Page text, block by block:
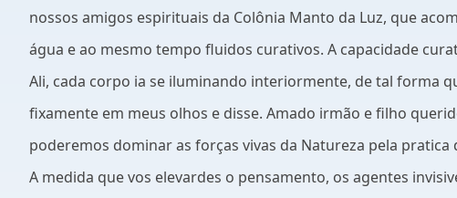
nossos amigos espirituais da Colônia Manto da Luz, que
água e ao mesmo tempo fluidos curativos. A capacidade
Ali, cada corpo ia se iluminando interiormente, de tal forma
fixamente em meus olhos e disse. Amado irmão e filho
poderemos dominar as forças vivas da Natureza pela
A medida que vos elevardes o pensamento, os agentes